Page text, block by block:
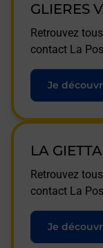
GLIERES
Retrouvez
contact La
Je
LA
Retrouvez
contact La
Je